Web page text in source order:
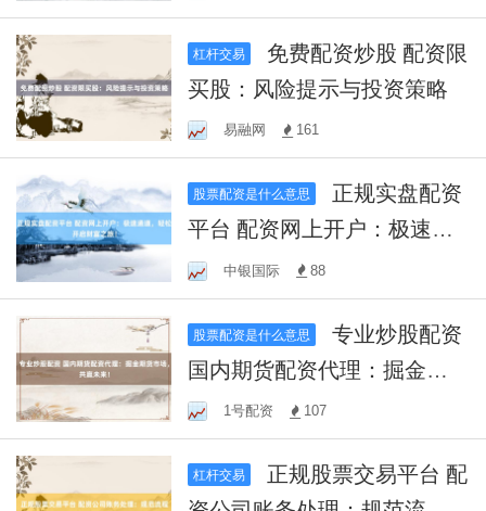
杠杆交易
买股：风险提示与投资策略
易融网 161
股票配资是什么意思
平台 配资网上开户：极速通
道，轻松开启财富之旅！
中银国际 88
股票配资是什么意思
专业炒股配资
国内期货配资代理：掘金期
货市场，共赢未来！
1号配资 107
杠杆交易